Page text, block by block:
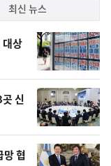
최신 뉴스
상
신
협